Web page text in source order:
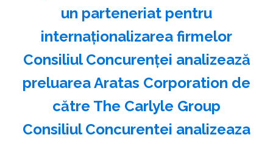
un parteneriat pentru
internaţionalizarea firmelor
Consiliul Concurenţei analizează
preluarea Aratas Corporation de
către The Carlyle Group
Consiliul Concurentei analizeaza